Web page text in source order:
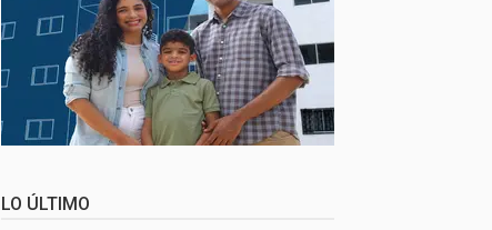
LO ÚLTIMO